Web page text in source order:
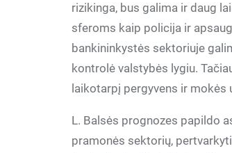
rizikinga, bus galima ir daug
sferoms kaip policija ir
bankininkystės sektoriuje
kontrolė valstybės lygiu.
laikotarpį pergyvens ir mokės
L. Balsės prognozes papildo
pramonės sektorių,